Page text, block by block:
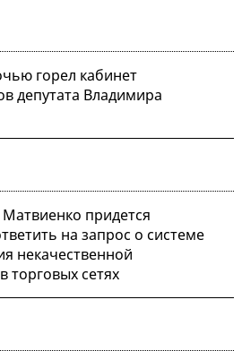
горел кабинет
депутата Владимира
придется
на запрос о системе
некачественной
торговых сетях